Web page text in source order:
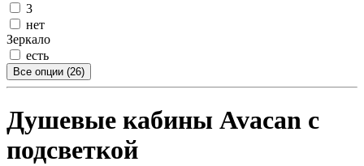
3
нет
Зеркало
есть
Все опции (26)
Душевые кабины Avacan с
подсветкой